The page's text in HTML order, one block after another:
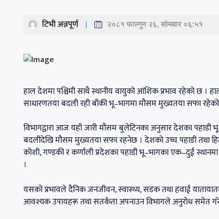
टिभी अन्नपूर्ण २०८१ फाल्गुन २६, सोमबार ०६:५१
हाल देशमा पश्चिमी साथै स्थानीय वायुको आंशिक प्रभाव रहेको छ ।
साधारणतया बदली रही बाँकी भू–भागमा मौसम मुख्यतया सफा
विभागद्वारा आज यहाँ जारी मौसम बुलेटिनका अनुसार देशका
बदलीदेखि मौसम मुख्यतया सफा रहनेछ । देशको उच्च पहाडी तथा
कोशी, गण्डकी र कर्णाली प्रदेशका पहाडी भू–भागका एक–दुई
।
यसको प्रभावले दैनिक जनजीवन, स्वास्थ्य, सडक तथा हवाई
आवश्यक उपायहरू तथा सतर्कता अपनाउन विभागले अनुरोध समेत